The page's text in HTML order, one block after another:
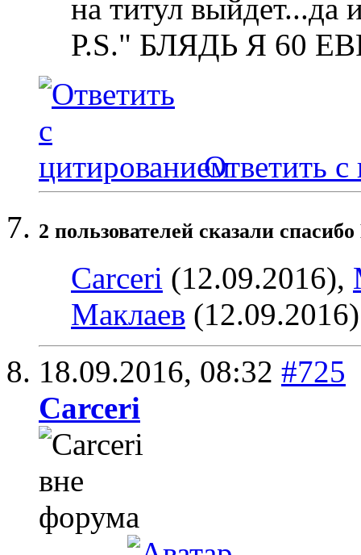
на титул выйдет...да
Р.S." БЛЯДЬ Я 60
Ответить с
2 пользователей сказали
Carceri (12.09.2016),
Маклаев (12.09.2016)
18.09.2016, 08:32 #725
Carceri